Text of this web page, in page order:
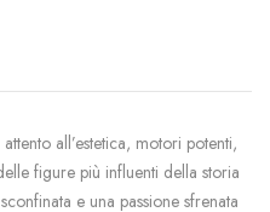
all’estetica, motori potenti,
figure più influenti della storia
e una passione sfrenata